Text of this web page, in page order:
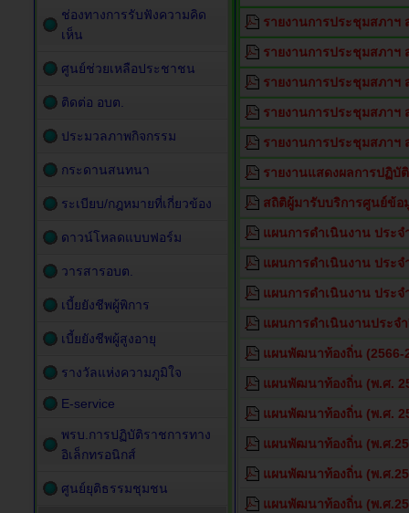
รายงานการประชุมสภาฯ
รายงานการประชุมสภาฯ
รายงานการประชุมสภาฯ
รายงานการประชุมสภาฯ
รายงานการประชุมสภาฯ
รายงานแสดงผลการปฏิบั
สถิติผู้มารับบริการศูนย์ข้อ
แผนการดำเนินงาน ประ
แผนการดำเนินงาน ประ
แผนการดำเนินงาน ประ
แผนการดำเนินงานประจ
แผนพัฒนาท้องถิ่น (2566-
แผนพัฒนาท้องถิ่น (พ.ศ.
แผนพัฒนาท้องถิ่น (พ.ศ.
แผนพัฒนาท้องถิ่น (พ.ศ
แผนพัฒนาท้องถิ่น (พ.ศ
แผนพัฒนาท้องถิ่น (พ.ศ
ช่องทางการรับฟังความคิด
เห็น
ศูนย์ช่วยเหลือประชาชน
ติดต่อ อบต.
ประมวลภาพกิจกรรม
กระดานสนทนา
ระเบียบ/กฎหมายที่เกี่ยวข้อง
ดาวน์โหลดแบบฟอร์ม
วารสารอบต.
เบี้ยยังชีพผู้พิการ
เบี้ยยังชีพผู้สูงอายุ
รางวัลแห่งความภูมิใจ
E-service
พรบ.การปฏิบัติราชการทาง
อิเล็กทรอนิกส์
ศูนย์ยุติธรรมชุมชน